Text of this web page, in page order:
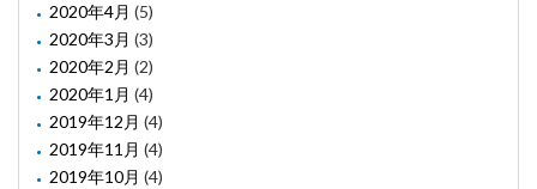
2020年4月 (5)
2020年3月 (3)
2020年2月 (2)
2020年1月 (4)
2019年12月 (4)
2019年11月 (4)
2019年10月 (4)